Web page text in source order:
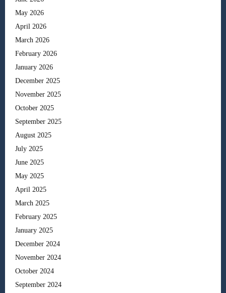
May 2026
April 2026
March 2026
February 2026
January 2026
December 2025
November 2025
October 2025
September 2025
August 2025
July 2025
June 2025
May 2025
April 2025
March 2025
February 2025
January 2025
December 2024
November 2024
October 2024
September 2024